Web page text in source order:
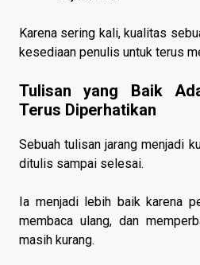
Karena sering kali, kualitas
kesediaan penulis untuk terus
Tulisan yang Baik
Terus Diperhatikan
Sebuah tulisan jarang menjadi
ditulis sampai selesai.
Ia menjadi lebih baik karena
membaca ulang, dan
masih kurang.